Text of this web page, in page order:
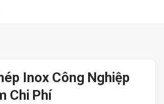
Inox Công Nghiệp
Chi Phí